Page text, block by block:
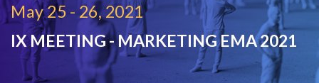
May 25 - 26, 2021
IX MEETING - MARKETINGEMA 2021